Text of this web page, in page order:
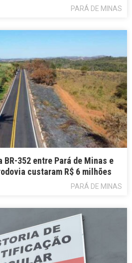
PARÁ DE MINAS
352 entre Pará de Minas e
custaram R$ 6 milhões
PARÁ DE MINAS